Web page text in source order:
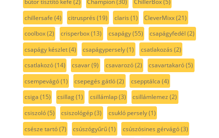
bútor tisztító kefe (2) Champion(30) ChillerBox(5)
chillersafe (4) citrusprés (19) claris (1) CleverMixx(21)
coolbox(2) crisperbox(13) csapágy(55) csapágyfedél (2)
csapágy készlet(4) csapágypersely(1) csatlakozás (2)
csatlakozó(14) csavar(9) csavarozó(2) csavartakaró(5)
csempevágó(1) csepegés gátló(2) csepptálca (4)
csiga (15) csillag(1) csillámlap(3) csillámlemez (2)
csiszoló(5) csiszológép(3) csukló persely(1)
csésze tartó(7) csúszógyűrű(1) csúszósines gérvágó(3)